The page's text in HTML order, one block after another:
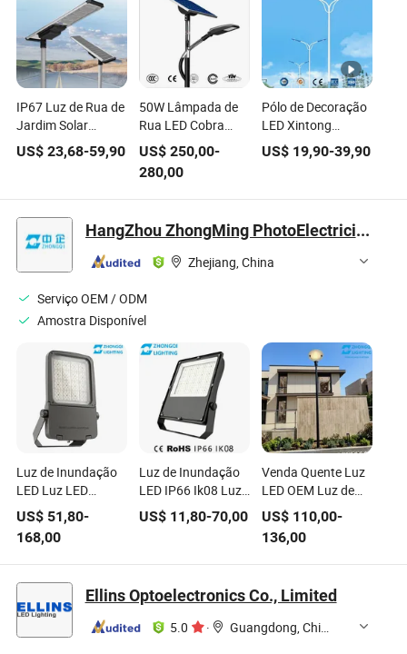
IP67 Luz de Rua de
Jardim Solar
Integrada à Prova
d'Água com Dois
Integrados
US$23,68-59,90
50W Lâmpada de
Rua LED Cobra
Head em
Yangzhou, China
US$ 250,00-
280,00
Pólo de Decoração
LED Xintong
Motivo 60W Luz de
Rua Solar para
US$ 19,90-39,90
HangZhou ZhongMing PhotoElectricity Co.,Ltd.
Zhejiang, China
Serviço OEM / ODM
Amostra Disponível
Luz de Inundação
LED Luz LED
Exterior Projetor
50W 100W 150W
200W 300W 400W
500W 1000W Watt
Luz de Estádio LED
Jardim Paisagismo
Quadra de Tênis
Lâmpada Solar
US$ 51,80-
168,00
Luz de Inundação
LED IP66 Ik08 Luz
LED Anti
Ofuscamento com
150W 200W 300W
Estádio LED para
Jardim
Paisagístico
US$ 11,80-70,00
Venda Quente Luz
LED OEM Luz de
Jardim LED
Alumínio Fundido
CE RoHS
Iluminação Externa
com Cabeça
US$ 110,00-
136,00
Ellins Optoelectronics Co., Limited
5.0 · Guangdong, China